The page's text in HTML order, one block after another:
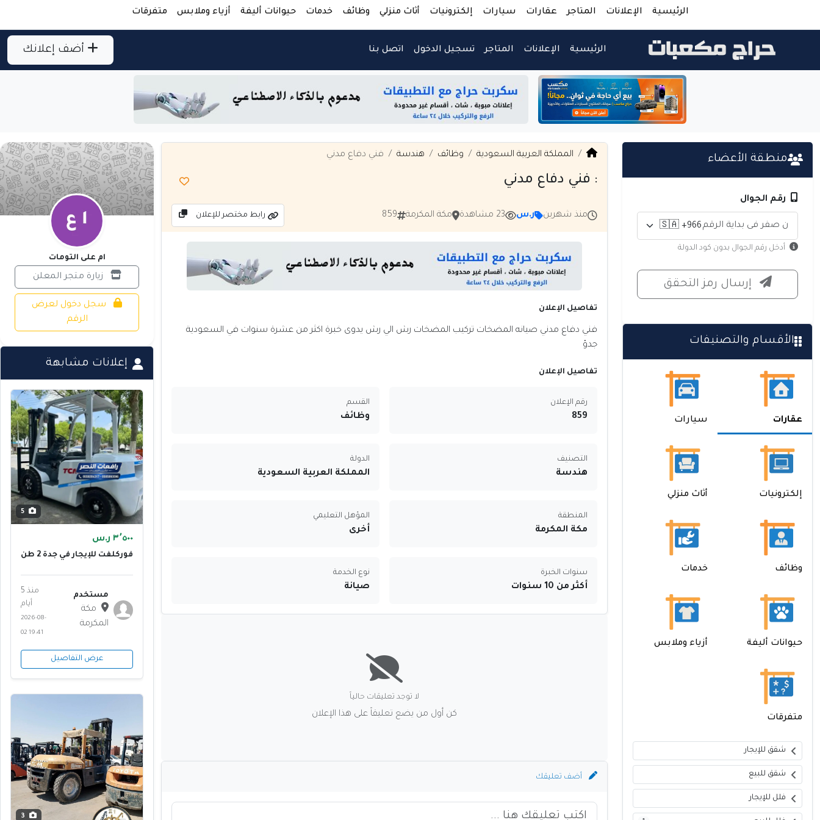
الرئيسية الإعلانات المتاجر عقارات سيارات إلكترونيات أثاث منزلي وظائف خدمات حيوانات أليفة أزياء وملابس متفرقات
الرئيسية الإعلانات المتاجر تسجيل الدخول اتصل بنا أضف إعلانك
منطقة الأعضاء
رقم الجوال
أدخل رقم الجوال بدون كود الدولة
إرسال رمز التحقق
الأقسام والتصنيفات
عقارات سيارات
إلكترونيات أثاث منزلي
وظائف خدمات
حيوانات أليفة أزياء وملابس
متفرقات
شقق للإيجار
شقق للبيع
فلل للإيجار
المملكة العربية السعودية وظائف هندسة فني دفاع مدني
: فني دفاع مدني
منذ شهرين ر.س 23 مشاهدة مكة المكرمة 859 رابط مختصر للإعلان
تفاصيل الإعلان
فني دفاع مدني صيانه المضخات تركيب المضخات رش الي رش يدوى خبرة اكثر من عشرة سنوات في السعودية
جدؤ
تفاصيل الإعلان
رقم الإعلان
859
القسم
وظائف
التصنيف
هندسة
الدولة
المملكة العربية السعودية
المنطقة
مكة المكرمة
المؤهل التعليمي
أخرى
سنوات الخبرة
أكثر من 10 سنوات
نوع الخدمة
صيانة
لا توجد تعليقات حالياً
كن أول من يضع تعليقاً على هذا الإعلان
أضف تعليقك
ام على التومات
زيارة متجر المعلن
سجل دخول لعرض
الرقم
إعلانات مشابهة
5
٣٬٥٠٠ ر.س
فوركلفت للإيجار في جدة 2 طن
طن
مستخدم
مكة
المكرمة
منذ 5
أيام
2026-08-
02 19:41
عرض التفاصيل